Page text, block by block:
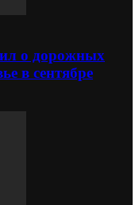
о дорожных
в сентябре